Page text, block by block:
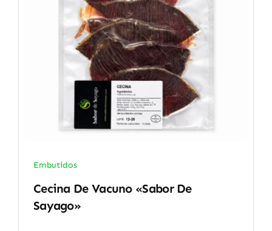
Embutidos
Cecina De Vacuno «Sabor De
Sayago»